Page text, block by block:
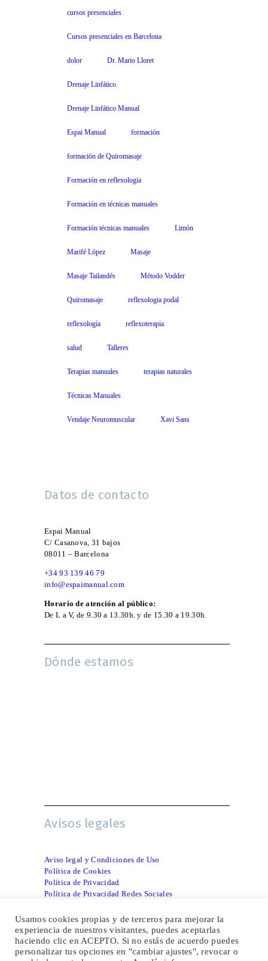
cursos presenciales
Cursos presenciales en Barcelona
dolor Dr. Mario Lloret
Drenaje Linfático
Drenaje Linfático Manual
Espai Manual formación
formación de Quiromasaje
Formación en reflexología
Formación en técnicas manuales
Formación técnicas manuales Limón
Marifé López Masaje
Masaje Tailandés Método Vodder
Quiromasaje reflexologia podal
reflexología reflexoterapia
salud Talleres
Terapias manuales terapias naturales
Técnicas Manuales
Vendaje Neuromuscular Xavi Sans
Datos de contacto
Espai Manual
C/ Casanova, 31 bajos
08011 – Barcelona
+34 93 139 46 79
info@espaimanual.com
Horario de atención al público:
De L a V, de 9.30 a 13.30h. y de 15.30 a 19.30h.
Dónde estamos
Avisos legales
Aviso legal y Condiciones de Uso
Política de Cookies
Política de Privacidad
Política de Privacidad Redes Sociales
Síguenos en:
Usamos cookies propias y de terceros para mejorar la
experiencia de nuestros visitantes, puedes aceptarlas
haciendo clic en ACEPTO. Si no estás de acuerdo puedes
personalizar tus opciones en "cambiar ajustes", revocar o